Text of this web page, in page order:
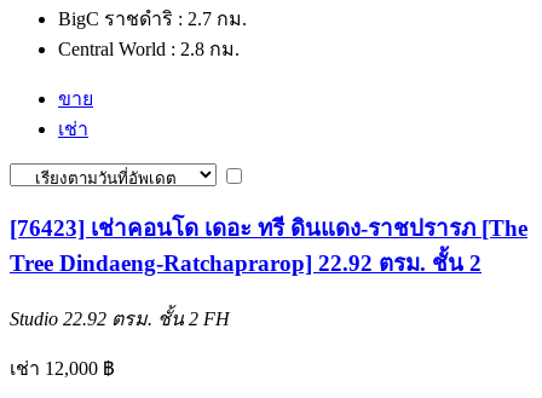
BigC ราชดำริ : 2.7 กม.
Central World : 2.8 กม.
ขาย
เช่า
[76423] เช่าคอนโด เดอะ ทรี ดินแดง-ราชปรารภ [The
Tree Dindaeng-Ratchaprarop] 22.92 ตรม. ชั้น 2
Studio 22.92 ตรม. ชั้น 2 FH
เช่า 12,000 ฿